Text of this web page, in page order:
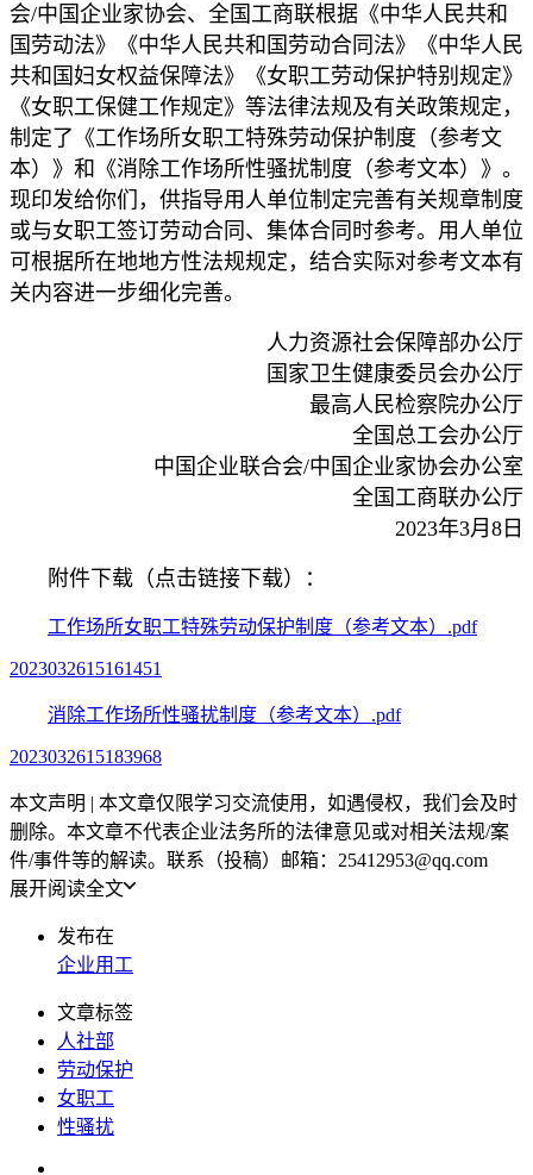
会/中国企业家协会、全国工商联根据《中华人民共和
国劳动法》《中华人民共和国劳动合同法》《中华人民
共和国妇女权益保障法》《女职工劳动保护特别规定》
《女职工保健工作规定》等法律法规及有关政策规定，
制定了《工作场所女职工特殊劳动保护制度（参考文
本）》和《消除工作场所性骚扰制度（参考文本）》。
现印发给你们，供指导用人单位制定完善有关规章制度
或与女职工签订劳动合同、集体合同时参考。用人单位
可根据所在地地方性法规规定，结合实际对参考文本有
关内容进一步细化完善。
人力资源社会保障部办公厅
国家卫生健康委员会办公厅
最高人民检察院办公厅
全国总工会办公厅
中国企业联合会/中国企业家协会办公室
全国工商联办公厅
2023年3月8日
附件下载（点击链接下载）：
工作场所女职工特殊劳动保护制度（参考文本）.pdf
2023032615161451
消除工作场所性骚扰制度（参考文本）.pdf
2023032615183968
本文声明 | 本文章仅限学习交流使用，如遇侵权，我们会及时
删除。本文章不代表企业法务所的法律意见或对相关法规/案
件/事件等的解读。联系（投稿）邮箱：25412953@qq.com
展开阅读全文
发布在
企业用工
文章标签
人社部
劳动保护
女职工
性骚扰